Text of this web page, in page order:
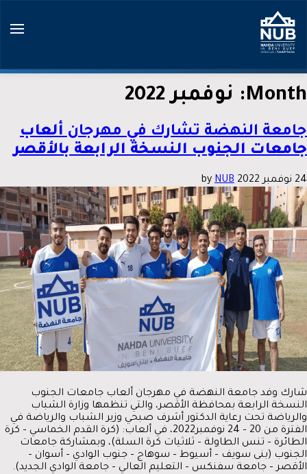
content
Month: نوفمبر 2022
جامعة النهضة تشارك في مهرجانألعاب
جامعات الجنوب النسخة الرابعة بالأقصر
24 نوفمبر 2022 NUB
شارك وفد جامعة النهضة في مهرجان ألعاب جامعات الجنوب
النسخة الرابعة بمحافظة الأقصر، والتي تنظمها وزارة الشباب
والرياضة تحت رعاية الدكتور أشرف صبحي وزير الشباب والرياضة في
الفترة من 20 – 24 نوفمبر2022، في ألعاب: (كرة القدم الخماسي – كرة
الطائرة – تنس الطاولة – ثلاثيات كرة السلة)، وبمشاركة جامعات
الجنوب (بنى سويف – أسيوط – سوهاج – جنوب الوادي – أسوان –
الأقصر – جامعة سفنكس – التعليم العالي – جامعة الوادي الجديد).